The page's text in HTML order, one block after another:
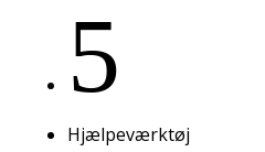
5
Hjælpeværktøj